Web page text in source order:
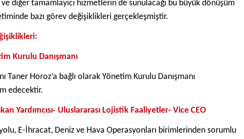
diğer tamamlayıcı hizmetlerin de sunulacağı bu büyük dönüşüm
bazı görev değişiklikleri gerçekleşmiştir.
Kurulu Danışmanı
Taner Horoz’a bağlı olarak Yönetim Kurulu Danışmanı
edecektir.
Yardımcısı- Uluslararası Lojistik Faaliyetler- Vice CEO
E-İhracat, Deniz ve Hava Operasyonları birimlerinden sorumlu